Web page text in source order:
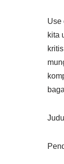
Use
kita